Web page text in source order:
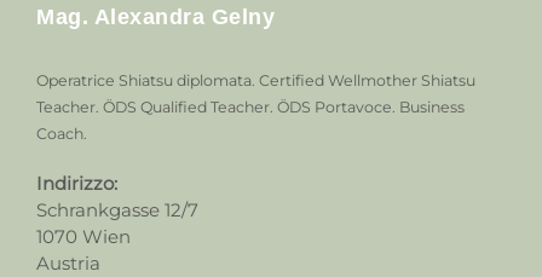
Mag. Alexandra Gelny
Operatrice Shiatsu diplomata. Certified Wellmother Shiatsu
Teacher. ÖDS Qualified Teacher. ÖDS Portavoce. Business
Coach.
Indirizzo:
Schrankgasse 12/7
1070 Wien
Austria